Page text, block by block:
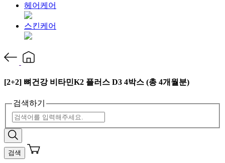
헤어케어
스킨케어
[2+2] 뼈건강 비타민K2 플러스 D3 4박스 (총 4개월분)
검색하기
검색